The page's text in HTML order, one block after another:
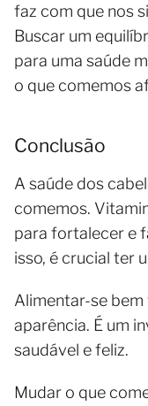
faz com que nos
Buscar um
para uma saúde
o que comemos
Conclusão
A saúde dos
comemos.
para fortalecer e
isso, é crucial ter
Alimentar-se bem
aparência. É um
saudável e feliz.
Mudar o que